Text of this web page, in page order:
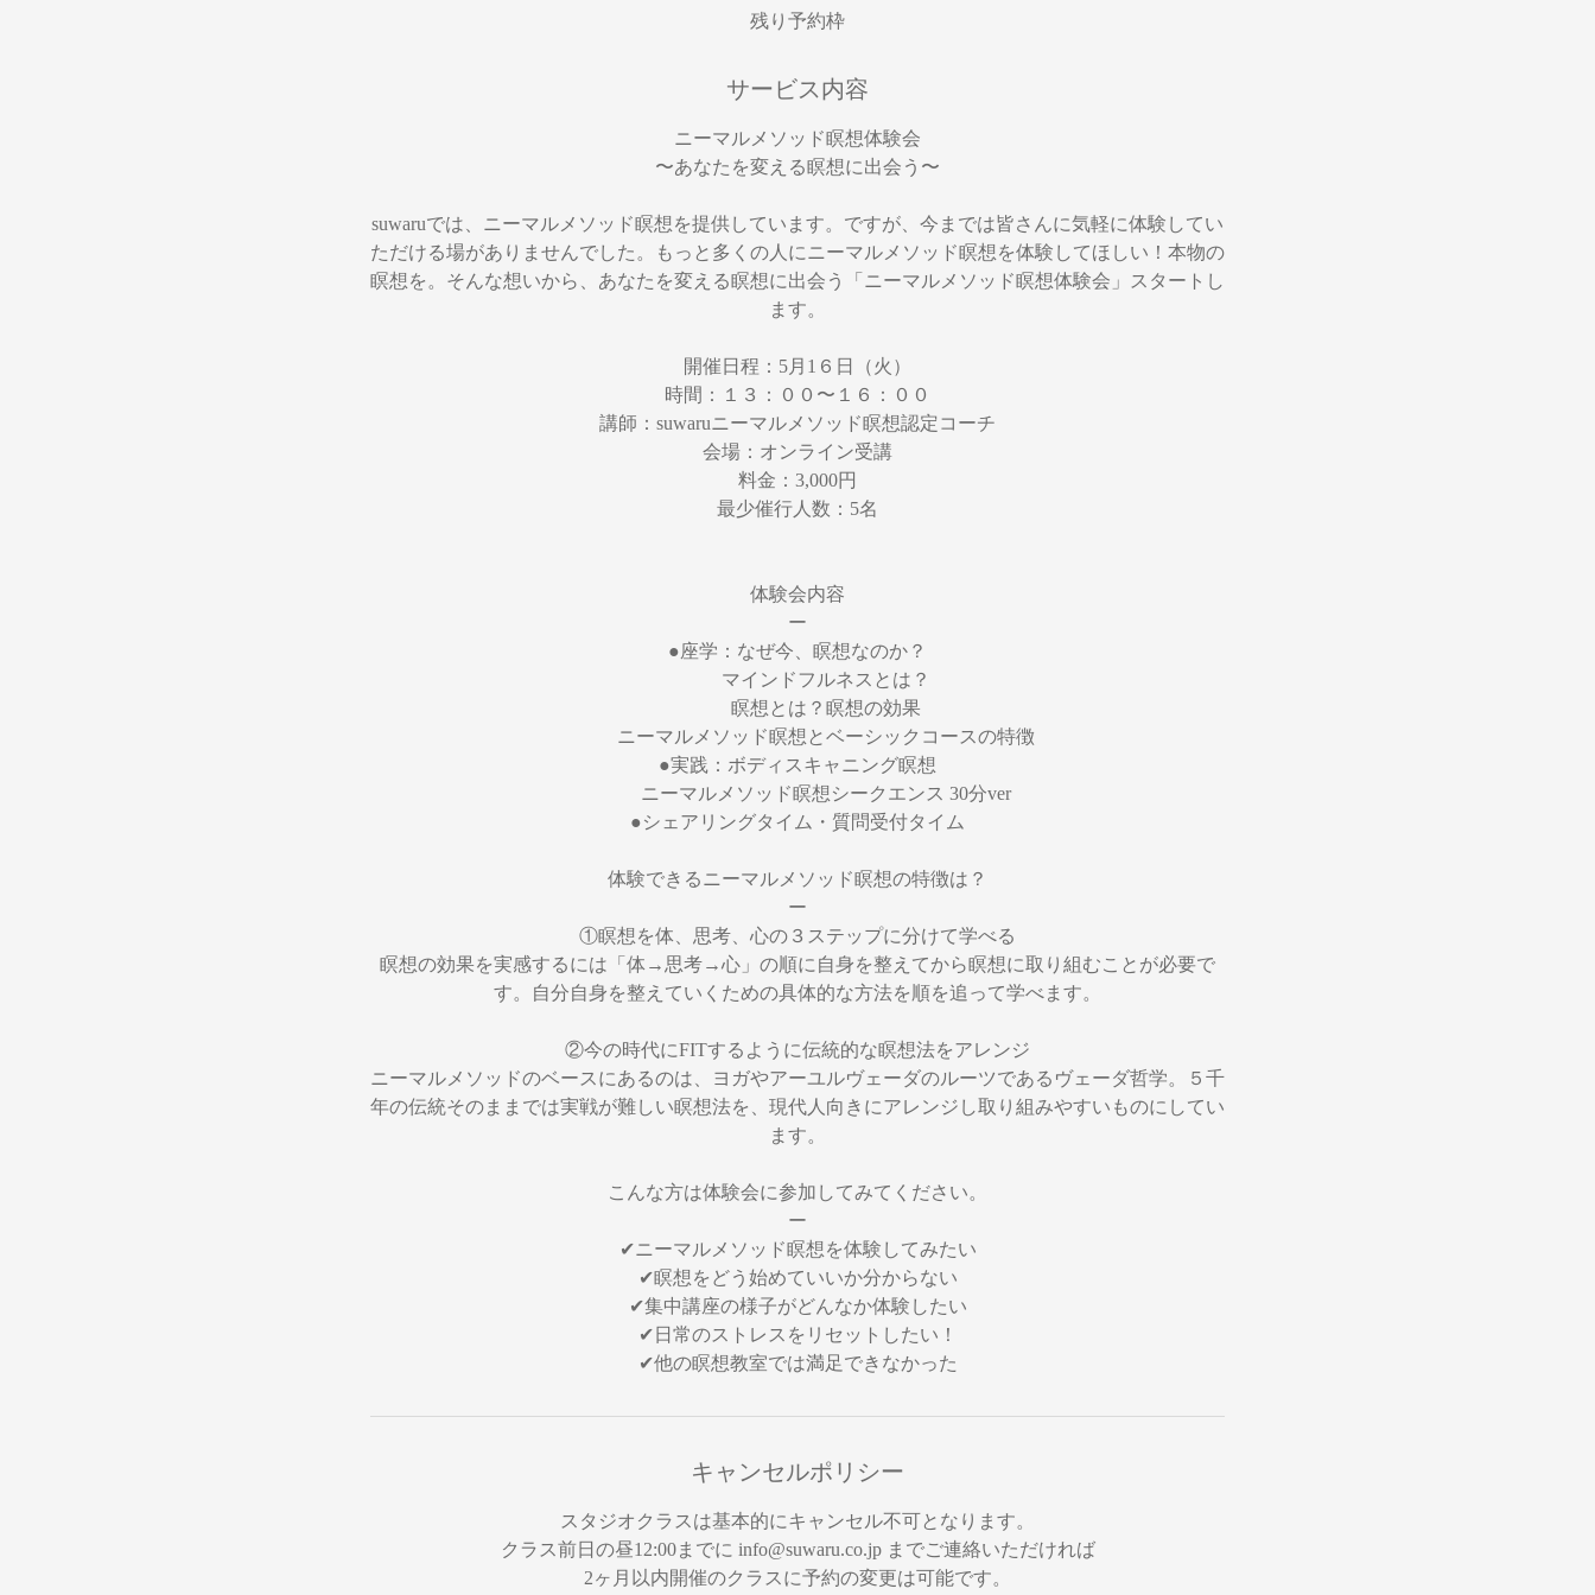
残り予約枠
サービス内容
ニーマルメソッド瞑想体験会
〜あなたを変える瞑想に出会う〜
suwaruでは、ニーマルメソッド瞑想を提供しています。ですが、今までは皆さんに気軽に体験してい
ただける場がありませんでした。もっと多くの人にニーマルメソッド瞑想を体験してほしい！本物の
瞑想を。そんな想いから、あなたを変える瞑想に出会う「ニーマルメソッド瞑想体験会」スタートし
ます。
開催日程：5月1６日（火）
時間：１３：００〜１６：００
講師：suwaruニーマルメソッド瞑想認定コーチ
会場：オンライン受講
料金：3,000円
最少催行人数：5名
体験会内容
ー
●座学：なぜ今、瞑想なのか？
マインドフルネスとは？
瞑想とは？瞑想の効果
ニーマルメソッド瞑想とベーシックコースの特徴
●実践：ボディスキャニング瞑想
ニーマルメソッド瞑想シークエンス 30分ver
●シェアリングタイム・質問受付タイム
体験できるニーマルメソッド瞑想の特徴は？
ー
①瞑想を体、思考、心の３ステップに分けて学べる
瞑想の効果を実感するには「体→思考→心」の順に自身を整えてから瞑想に取り組むことが必要で
す。自分自身を整えていくための具体的な方法を順を追って学べます。
②今の時代にFITするように伝統的な瞑想法をアレンジ
ニーマルメソッドのベースにあるのは、ヨガやアーユルヴェーダのルーツであるヴェーダ哲学。５千
年の伝統そのままでは実戦が難しい瞑想法を、現代人向きにアレンジし取り組みやすいものにしてい
ます。
こんな方は体験会に参加してみてください。
ー
✔︎ニーマルメソッド瞑想を体験してみたい
✔︎瞑想をどう始めていいか分からない
✔︎集中講座の様子がどんなか体験したい
✔︎日常のストレスをリセットしたい！
✔︎他の瞑想教室では満足できなかった
キャンセルポリシー
スタジオクラスは基本的にキャンセル不可となります。
クラス前日の昼12:00までに info@suwaru.co.jp までご連絡いただければ
2ヶ月以内開催のクラスに予約の変更は可能です。